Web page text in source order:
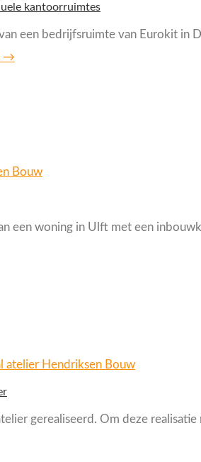
kantoorruimtes
een bedrijfsruimte van Eurokit in
→
een woning in Ulft met een
gerealiseerd. Om deze